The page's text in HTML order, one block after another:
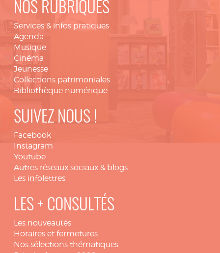
NOS RUBRIQUES
Services & infos pratiques
Agenda
Musique
Cinéma
Jeunesse
Collections patrimoniales
Bibliothèque numérique
SUIVEZ NOUS !
Facebook
Instagram
Youtube
Autres réseaux sociaux & blogs
Les infolettres
LES + CONSULTÉS
Les nouveautés
Horaires et fermetures
Nos sélections thématiques